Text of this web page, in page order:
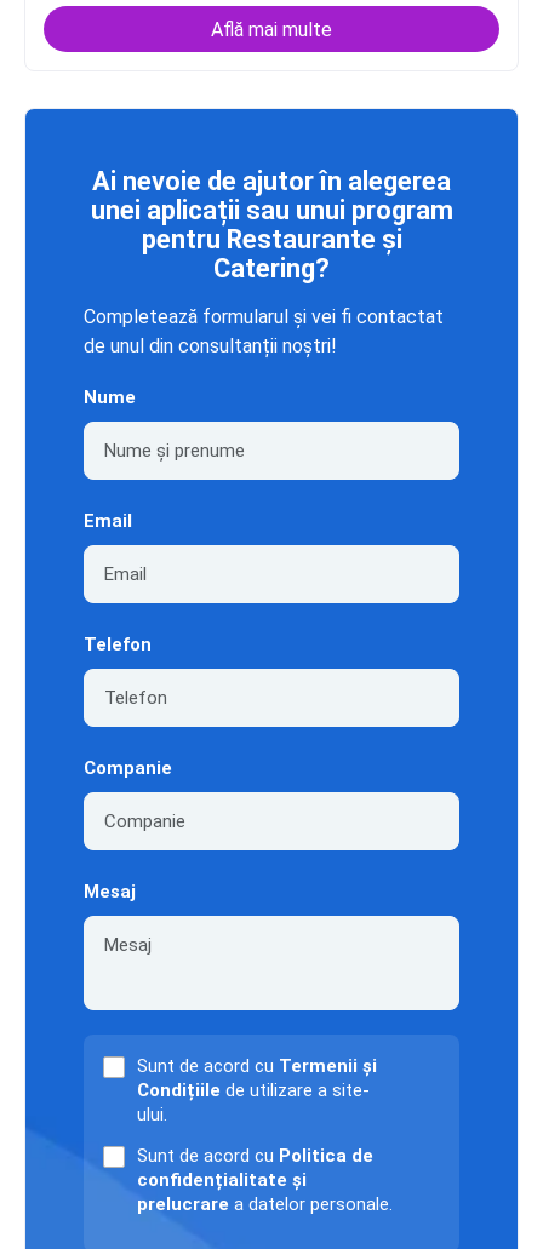
Află mai multe
Ai nevoie de ajutor în alegerea
unei aplicații sau unui program
pentru Restaurante și
Catering?
Completează formularul și vei fi contactat
de unul din consultanții noștri!
Nume
Email
Telefon
Companie
Mesaj
Sunt de acord cu Termenii și
Condițiile de utilizare a site-
ului.
Sunt de acord cu Politica de
confidențialitate și
prelucrare a datelor personale.